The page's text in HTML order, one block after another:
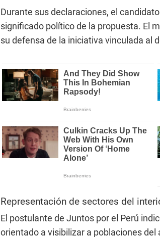
Durante sus declaraciones, el
significado político de la propuesta. El
su defensa de la iniciativa vinculada al
Representación de sectores del
El postulante de Juntos por el Perú
orientado a visibilizar a poblaciones